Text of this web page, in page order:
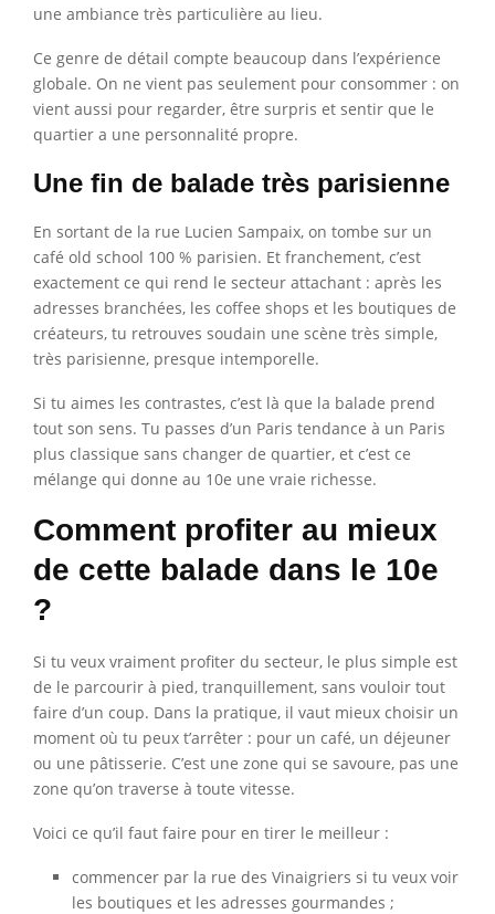
une ambiance très particulière au lieu.
Ce genre de détail compte beaucoup dans l’expérience
globale. On ne vient pas seulement pour consommer : on
vient aussi pour regarder, être surpris et sentir que le
quartier a une personnalité propre.
Une fin de balade très parisienne
En sortant de la rue Lucien Sampaix, on tombe sur un
café old school 100 % parisien. Et franchement, c’est
exactement ce qui rend le secteur attachant : après les
adresses branchées, les coffee shops et les boutiques de
créateurs, tu retrouves soudain une scène très simple,
très parisienne, presque intemporelle.
Si tu aimes les contrastes, c’est là que la balade prend
tout son sens. Tu passes d’un Paris tendance à un Paris
plus classique sans changer de quartier, et c’est ce
mélange qui donne au 10e une vraie richesse.
Comment profiter au mieux
de cette balade dans le 10e
?
Si tu veux vraiment profiter du secteur, le plus simple est
de le parcourir à pied, tranquillement, sans vouloir tout
faire d’un coup. Dans la pratique, il vaut mieux choisir un
moment où tu peux t’arrêter : pour un café, un déjeuner
ou une pâtisserie. C’est une zone qui se savoure, pas une
zone qu’on traverse à toute vitesse.
Voici ce qu’il faut faire pour en tirer le meilleur :
commencer par la rue des Vinaigriers si tu veux voir
les boutiques et les adresses gourmandes ;